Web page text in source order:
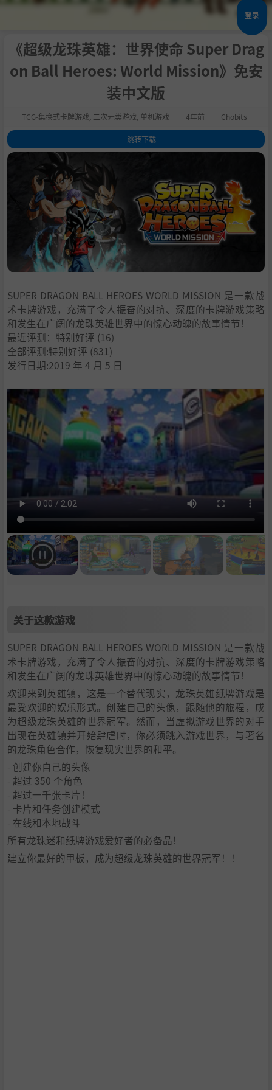
登录
《超级龙珠英雄：世界使命 Super Drag
on Ball Heroes: World Mission》免安
装中文版
TCG-集换式卡牌游戏 二次元类游戏 单机游戏 4年前 Chobits
跳转下载
1.关于这款游戏
系统需求
支持作者
通用教程
学习版下载
SUPER DRAGON BALL HEROES WORLD MISSION 是一款战
术卡牌游戏，充满了令人振奋的对抗、深度的卡牌游戏策略
和发生在广阔的龙珠英雄世界中的惊心动魄的故事情节！
最近评测： 特别好评 (16)
全部评测:特别好评 (831)
发行日期:2019 年 4 月 5 日
关于这款游戏
SUPER DRAGON BALL HEROES WORLD MISSION 是一款战
术卡牌游戏，充满了令人振奋的对抗、深度的卡牌游戏策略
和发生在广阔的龙珠英雄世界中的惊心动魄的故事情节！
欢迎来到英雄镇，这是一个替代现实，龙珠英雄纸牌游戏是
最受欢迎的娱乐形式。创建自己的头像，跟随他的旅程，成
为超级龙珠英雄的世界冠军。然而，当虚拟游戏世界的对手
出现在英雄镇并开始肆虐时，你必须跳入游戏世界，与著名
的龙珠角色合作，恢复现实世界的和平。
- 创建你自己的头像
- 超过 350 个角色
- 超过一千张卡片！
- 卡片和任务创建模式
- 在线和本地战斗
所有龙珠迷和纸牌游戏爱好者的必备品！
建立你最好的甲板，成为超级龙珠英雄的世界冠军！！